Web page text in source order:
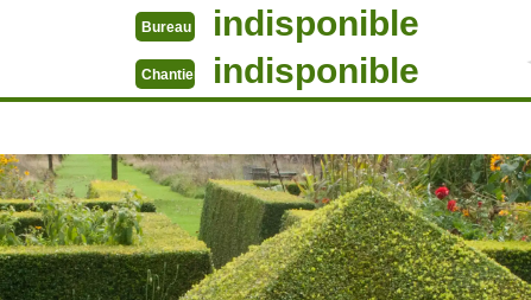
Bureau indisponible
Chantier indisponible